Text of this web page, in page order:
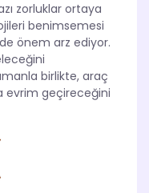
zorluklar ortaya
benimsemesi
önem arz ediyor.
birlikte, araç
evrim geçireceğini